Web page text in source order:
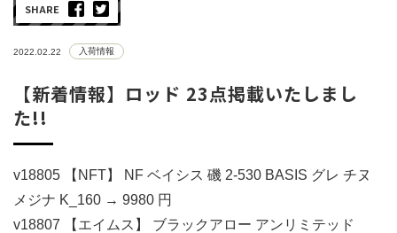
SHARE
2022.02.22 入荷情報
【新着情報】ロッド 23点掲載いたしまし
た!!
v18805 【NFT】 NF ベイシス 磯 2-530 BASIS グレ チヌ
メジナ K_160 → 9980 円
v18807 【エイムス】 ブラックアロー アンリミテッド